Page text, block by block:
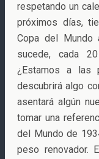
respetando un
próximos días,
Copa del Mundo
sucede, cada
¿Estamos a las
descubrirá algo
asentará algún
tomar una
del Mundo de
peso renovador.